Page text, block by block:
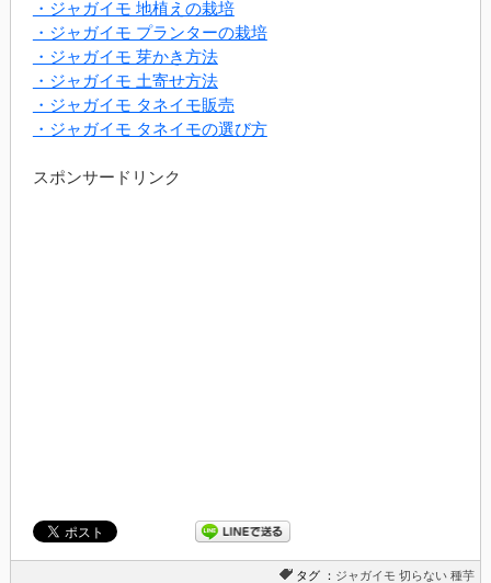
・ジャガイモ 地植えの栽培
・ジャガイモ プランターの栽培
・ジャガイモ 芽かき方法
・ジャガイモ 土寄せ方法
・ジャガイモ タネイモ販売
・ジャガイモ タネイモの選び方
スポンサードリンク
タグ ： ジャガイモ 切らない 種芋